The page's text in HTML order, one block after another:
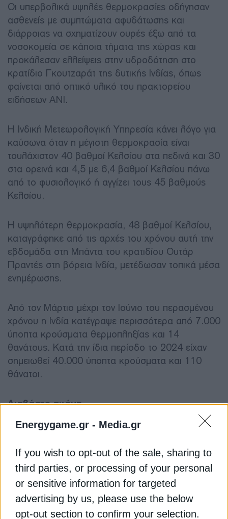
Energygame.gr - Media.gr
If you wish to opt-out of the sale, sharing to
third parties, or processing of your personal
or sensitive information for targeted
advertising by us, please use the below
opt-out section to confirm your selection.
Οι υπερβολικά υψηλές θερμοκρασίες οδήγησαν
ασθενείς με συμπτώματα αφυδάτωσης και
διάρροιας να σχηματίζουν ουρές έξω από τα
νοσοκομεία σε κάποια τήματα της χώρας και
προκάλεσαν ελλείψεις στην υδροδότηση στο
κρατίδιο Γκουτζαράτ της δυτικής Ινδίας, όπως
φαίνεται από οπτικό υλικό του πρακτορείου
ειδήσεων ANI.
Η Ινδική Μετεωρολογική Υπηρεσία κάνει λόγο για
καύσωνα όταν η μέγιστη θερμοκρασία είναι
τουλάχιστον 40 βαθμοί Κελσίου στα πεδινά και 30
στα ορεινά και 4,5 με 6,4 βαθμοί Κελσίου πάνω
από το φυσιολογικό ή αγγίζει τους 45 βαθμούς
Κελσίου.
Η υψηλότερη θερμοκρασία, 48 βαθμοί Κελσίου,
καταγράφηκε από τις αρχές του χρόνου αυτή την
εβδομάδα στη Μπάντα του κρατιδίου Ουτάρ
Πραντές στη βόρεια Ινδία, μετέδωσαν τοπικά μέσα
ενημέρωσης.
Από τον Μάρτιο μέχρι τον Ιούνιο του περασμένου
χρόνου η Ινδία κατέγραψε περισσότερα από 7.000
ύποπτα κρούσματα θερμοπληξίας και 14
θανάτους. Κατά την ίδια περίοδο το 2024 είχαν
σημειωθεί 40.000 ύποπτα κρούσματα και 110
θάνατοι.
Διαβάστε ακόμη
Βενεζουέλας για κρίσιμες συνομιλίες πετρελαίου
Reliance και CATL σε συνομιλίες για συστήματα
αποθήκευσης ενέργειας στην Ινδία